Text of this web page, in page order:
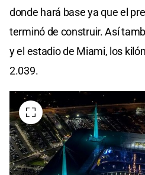
donde hará base ya que el
terminó de construir. Así
y el estadio de Miami, los
2.039.